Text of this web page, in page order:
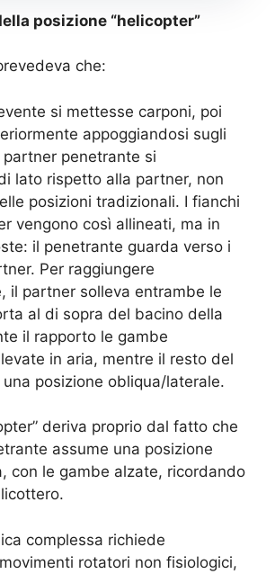
posizione “helicopter”
che:
si mettesse carponi, poi
appoggiandosi sugli
penetrante si
lato rispetto alla partner, non
posizioni tradizionali. I fianchi
vengono così allineati, ma in
il penetrante guarda verso i
Per raggiungere
il partner solleva entrambe le
al di sopra del bacino della
il rapporto le gambe
in aria, mentre il resto del
posizione obliqua/laterale.
deriva proprio dal fatto che
assume una posizione
con le gambe alzate, ricordando
complessa richiede
rotatori non fisiologici,